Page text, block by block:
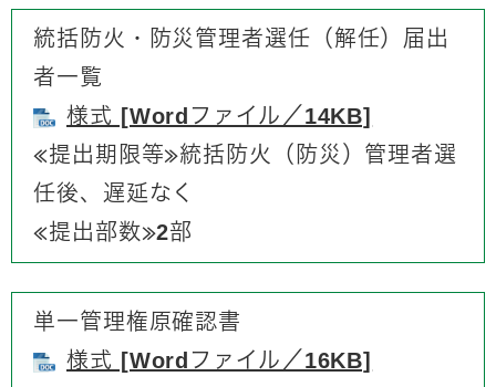
統括防火・防災管理者選任（解任）届出
者一覧
様式 [Wordファイル／14KB]
≪提出期限等≫統括防火（防災）管理者選
任後、遅延なく
≪提出部数≫2部​
単一管理権原確認書
様式 [Wordファイル／16KB]